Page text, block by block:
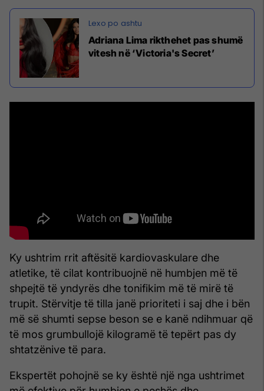
Adriana Lima rikthehet pas shumë
vitesh në ‘Victoria's Secret’
Ky ushtrim rrit aftësitë kardiovaskulare dhe
atletike, të cilat kontribuojnë në humbjen më të
shpejtë të yndyrës dhe tonifikim më të mirë të
trupit. Stërvitje të tilla janë prioriteti i saj dhe i bën
më së shumti sepse beson se e kanë ndihmuar që
të mos grumbullojë kilogramë të tepërt pas dy
shtatzënive të para.
Ekspertët pohojnë se ky është një nga ushtrimet